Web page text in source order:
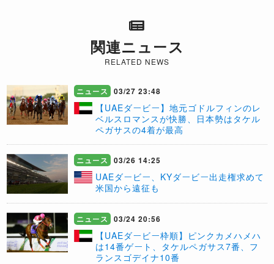
関連ニュース
RELATED NEWS
ニュース 03/27 23:48
【UAEダービー】地元ゴドルフィンのレ
ベルスロマンスが快勝、日本勢はタケル
ペガサスの4着が最高
ニュース 03/26 14:25
​UAEダービー、KYダービー出走権求めて
米国から遠征も
ニュース 03/24 20:56
【UAEダービー枠順】ピンクカメハメハ
は14番ゲート、タケルペガサス7番、フ
ランスゴデイナ10番